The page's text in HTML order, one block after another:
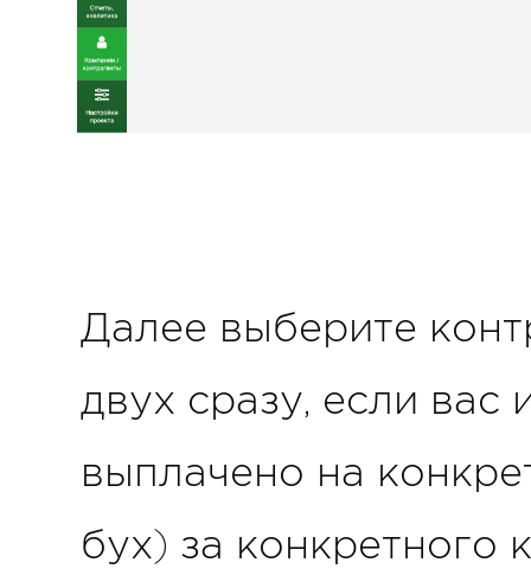
Далее выберите
двух сразу, если вас
выплачено на
бух) за конкретного